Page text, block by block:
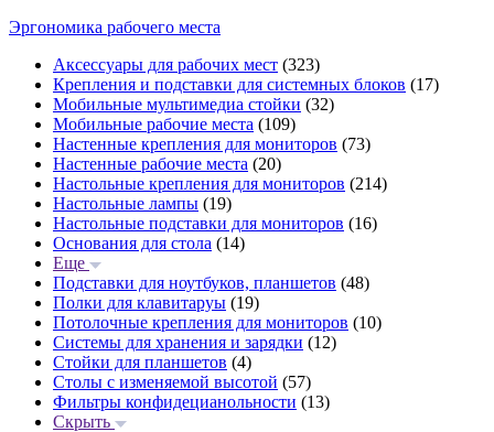
Эргономика рабочего места
Аксессуары для рабочих мест (323)
Крепления и подставки для системных блоков (17)
Мобильные мультимедиа стойки (32)
Мобильные рабочие места (109)
Настенные крепления для мониторов (73)
Настенные рабочие места (20)
Настольные крепления для мониторов (214)
Настольные лампы (19)
Настольные подставки для мониторов (16)
Основания для стола (14)
Еще
Подставки для ноутбуков, планшетов (48)
Полки для клавитаруы (19)
Потолочные крепления для мониторов (10)
Системы для хранения и зарядки (12)
Стойки для планшетов (4)
Столы с изменяемой высотой (57)
Фильтры конфидецианольности (13)
Скрыть